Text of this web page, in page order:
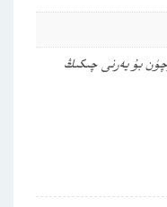
بۇ يەرنى چىكىڭ